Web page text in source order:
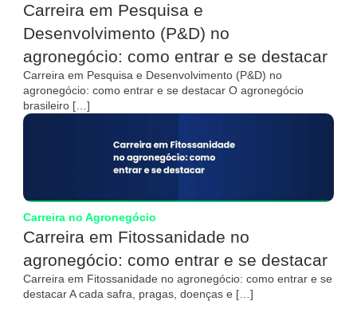
Carreira em Pesquisa e
Desenvolvimento (P&D) no
agronegócio: como entrar e se destacar
Carreira em Pesquisa e Desenvolvimento (P&D) no
agronegócio: como entrar e se destacar O agronegócio
brasileiro […]
Carreira no Agronegócio
Carreira em Fitossanidade no
agronegócio: como entrar e se destacar
Carreira em Fitossanidade no agronegócio: como entrar e se
destacar A cada safra, pragas, doenças e […]